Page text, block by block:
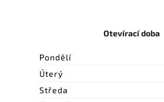
Otevírací doba
Pondělí
Úterý
Středa